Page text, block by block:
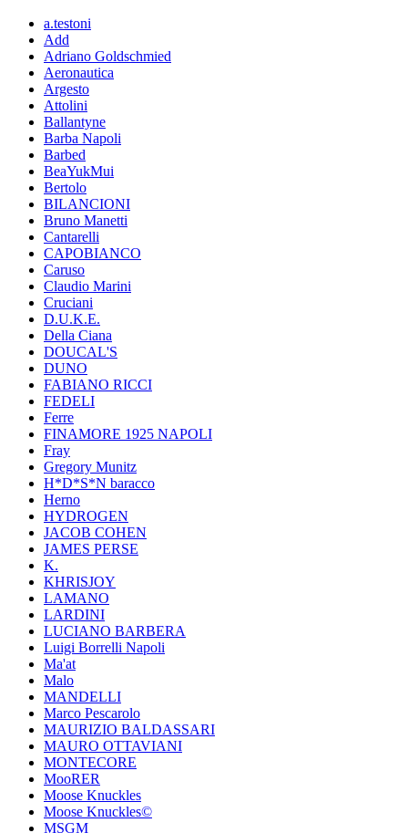
a.testoni
Add
Adriano Goldschmied
Aeronautica
Argesto
Attolini
Ballantyne
Barba Napoli
Barbed
BeaYukMui
Bertolo
BILANCIONI
Bruno Manetti
Cantarelli
CAPOBIANCO
Caruso
Claudio Marini
Cruciani
D.U.K.E.
Della Ciana
DOUCAL'S
DUNO
FABIANO RICCI
FEDELI
Ferre
FINAMORE 1925 NAPOLI
Fray
Gregory Munitz
H*D*S*N baracco
Herno
HYDROGEN
JACOB COHEN
JAMES PERSE
K.
KHRISJOY
LAMANO
LARDINI
LUCIANO BARBERA
Luigi Borrelli Napoli
Ma'at
Malo
MANDELLI
Marco Pescarolo
MAURIZIO BALDASSARI
MAURO OTTAVIANI
MONTECORE
MooRER
Moose Knuckles
Moose Knuckles©️
MSGM